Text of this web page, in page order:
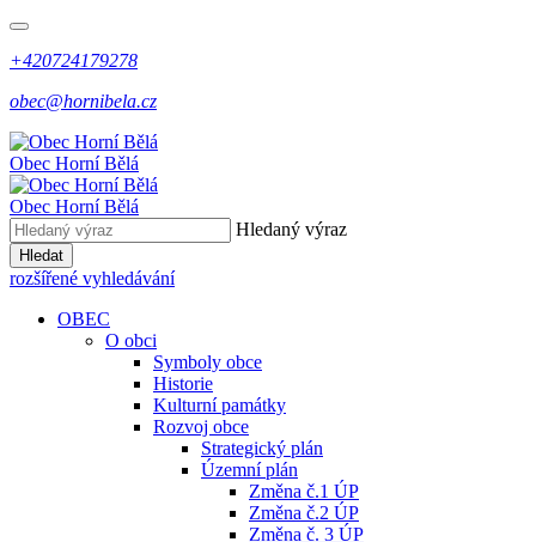
+420724179278
obec@hornibela.cz
Obec HorníBělá
Obec HorníBělá
Hledaný výraz
Hledat
rozšířené vyhledávání
OBEC
O obci
Symboly obce
Historie
Kulturní památky
Rozvoj obce
Strategický plán
Územní plán
Změna č.1 ÚP
Změna č.2 ÚP
Změna č. 3 ÚP